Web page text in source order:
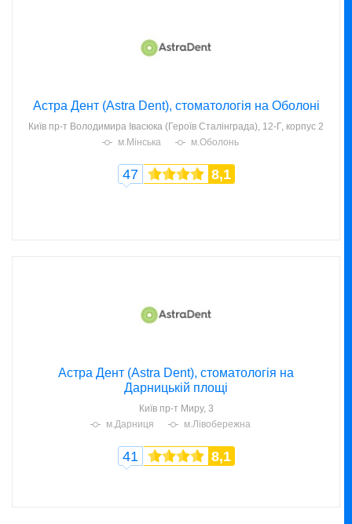
Астра Дент (Astra Dent), стоматологія на Оболоні
Київ пр-т Володимира Івасюка (Героїв Сталінграда), 12-Г, корпус 2
м.Мінська
м.Оболонь
47 8,1
Астра Дент (Astra Dent), стоматологія на
Дарницькій площі
Київ пр-т Миру, 3
м.Дарниця
м.Лівобережна
41 8,1